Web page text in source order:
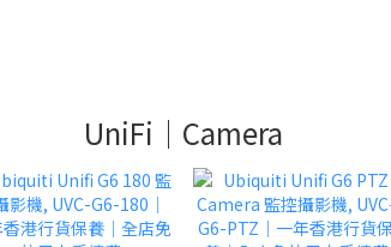
UniFi｜Camera